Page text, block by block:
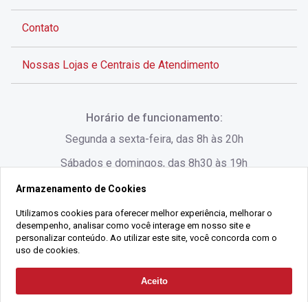
Solicitar Contato
Contato
Nossas Lojas e Centrais de Atendimento
SC
(48) 3220-1045
Alameda César Nascimento, 549, Salas 1, 2 e 3 -
Horário de funcionamento:
Segunda a sexta-feira, das 8h às 20h
Sábados e domingos, das 8h30 às 19h
2021 Copyright - Gralha Imóveis CRECI 008060/O - Todos os direitos
Armazenamento de Cookies
Utilizamos cookies para oferecer melhor experiência, melhorar o
desempenho, analisar como você interage em nosso site e
personalizar conteúdo. Ao utilizar este site, você concorda com o
uso de cookies.
Aceito